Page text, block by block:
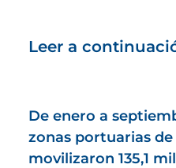
Leer a
De enero a
zonas portuarias
movilizaron 135,1